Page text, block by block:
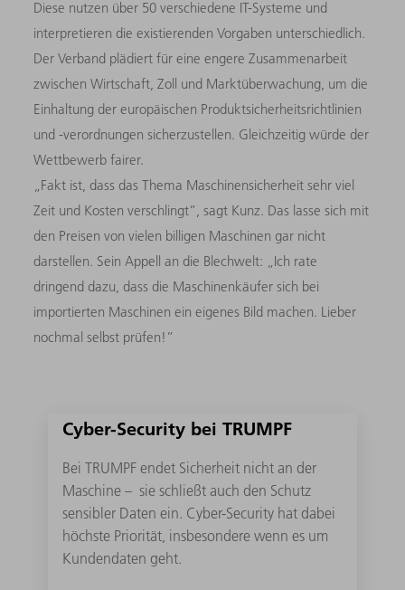
Diese nutzen über 50 verschiedene IT-Systeme und
interpretieren die existierenden Vorgaben unterschiedlich.
Der Verband plädiert für eine engere Zusammenarbeit
zwischen Wirtschaft, Zoll und Marktüberwachung, um die
Einhaltung der europäischen Produktsicherheitsrichtlinien
und -verordnungen sicherzustellen. Gleichzeitig würde der
Wettbewerb fairer.
„Fakt ist, dass das Thema Maschinensicherheit sehr viel
Zeit und Kosten verschlingt”, sagt Kunz. Das lasse sich mit
den Preisen von vielen billigen Maschinen gar nicht
darstellen. Sein Appell an die Blechwelt: „Ich rate
dringend dazu, dass die Maschinenkäufer sich bei
importierten Maschinen ein eigenes Bild machen. Lieber
nochmal selbst prüfen!”
Cyber-Security bei TRUMPF
Bei TRUMPF endet Sicherheit nicht an der
Maschine – sie schließt auch den Schutz
sensibler Daten ein. Cyber-Security hat dabei
höchste Priorität, insbesondere wenn es um
Kundendaten geht.